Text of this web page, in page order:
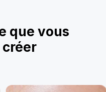
que vous